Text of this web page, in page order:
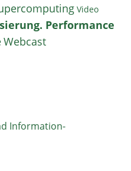
Video
Performance
Webcast
Information-